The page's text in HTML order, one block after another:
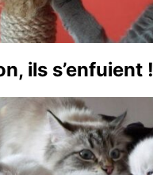
ils s’enfuient !